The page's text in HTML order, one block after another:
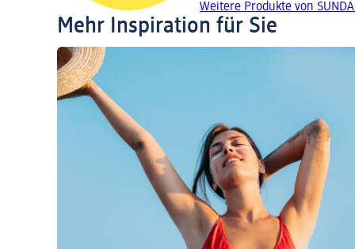
Weitere Produkte von
Mehr Inspiration für Sie